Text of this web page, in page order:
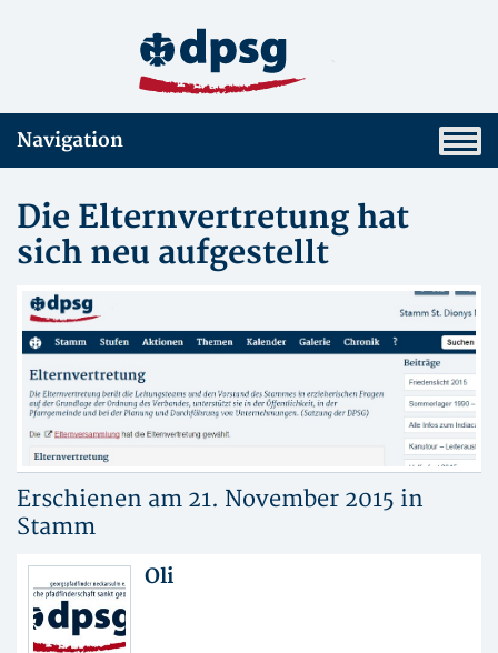
Navigation
Die Elternvertretung hat
sich neu aufgestellt
Erschienen am 21. November 2015 in
Stamm
Oli